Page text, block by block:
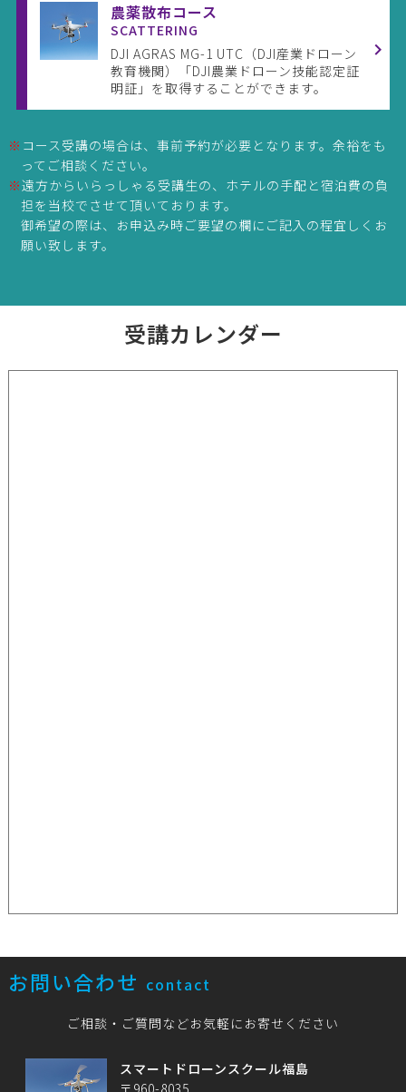
農薬散布コース
SCATTERING
DJI AGRAS MG-1 UTC（DJI産業ドローン
教育機関）「DJI農業ドローン技能認定証
明証」を取得することができます。
※ コース受講の場合は、事前予約が必要となります。余裕をも
ってご相談ください。
※遠方からいらっしゃる受講生の、ホテルの手配と宿泊費の負
担を当校でさせて頂いております。
御希望の際は、お申込み時ご要望の欄にご記入の程宜しくお
願い致します。
受講カレンダー
お問い合わせ contact
ご相談・ご質問などお気軽にお寄せください
スマートドローンスクール福島
〒960-8035